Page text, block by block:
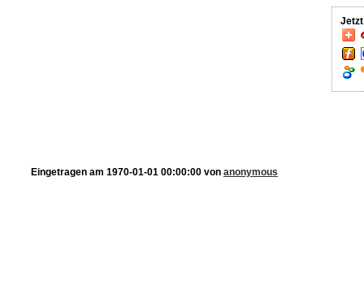
Eingetragen am 1970-01-01 00:00:00 von anonymous